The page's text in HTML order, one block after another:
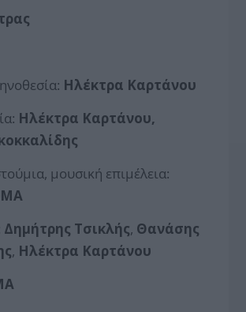
Ηλέκτρα Καρτάνου
Ηλέκτρα Καρτάνου,
μουσική επιμέλεια:
Δημήτρης Τσικλής, Θανάσης
, Ηλέκτρα Καρτάνου